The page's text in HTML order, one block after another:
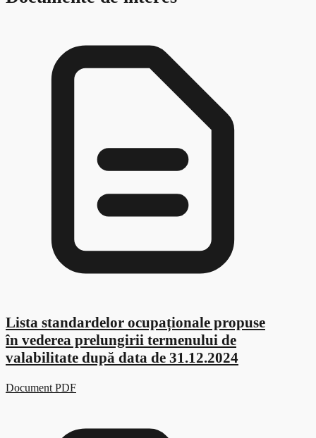
Lista standardelor ocupaționale propuse
în vederea prelungirii termenului de
valabilitate după data de 31.12.2024
Document PDF